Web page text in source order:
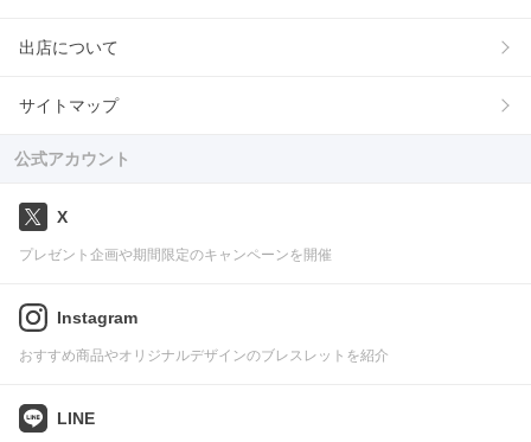
出店について
サイトマップ
公式アカウント
X
プレゼント企画や期間限定のキャンペーンを開催
Instagram
おすすめ商品やオリジナルデザインのブレスレットを紹介
LINE